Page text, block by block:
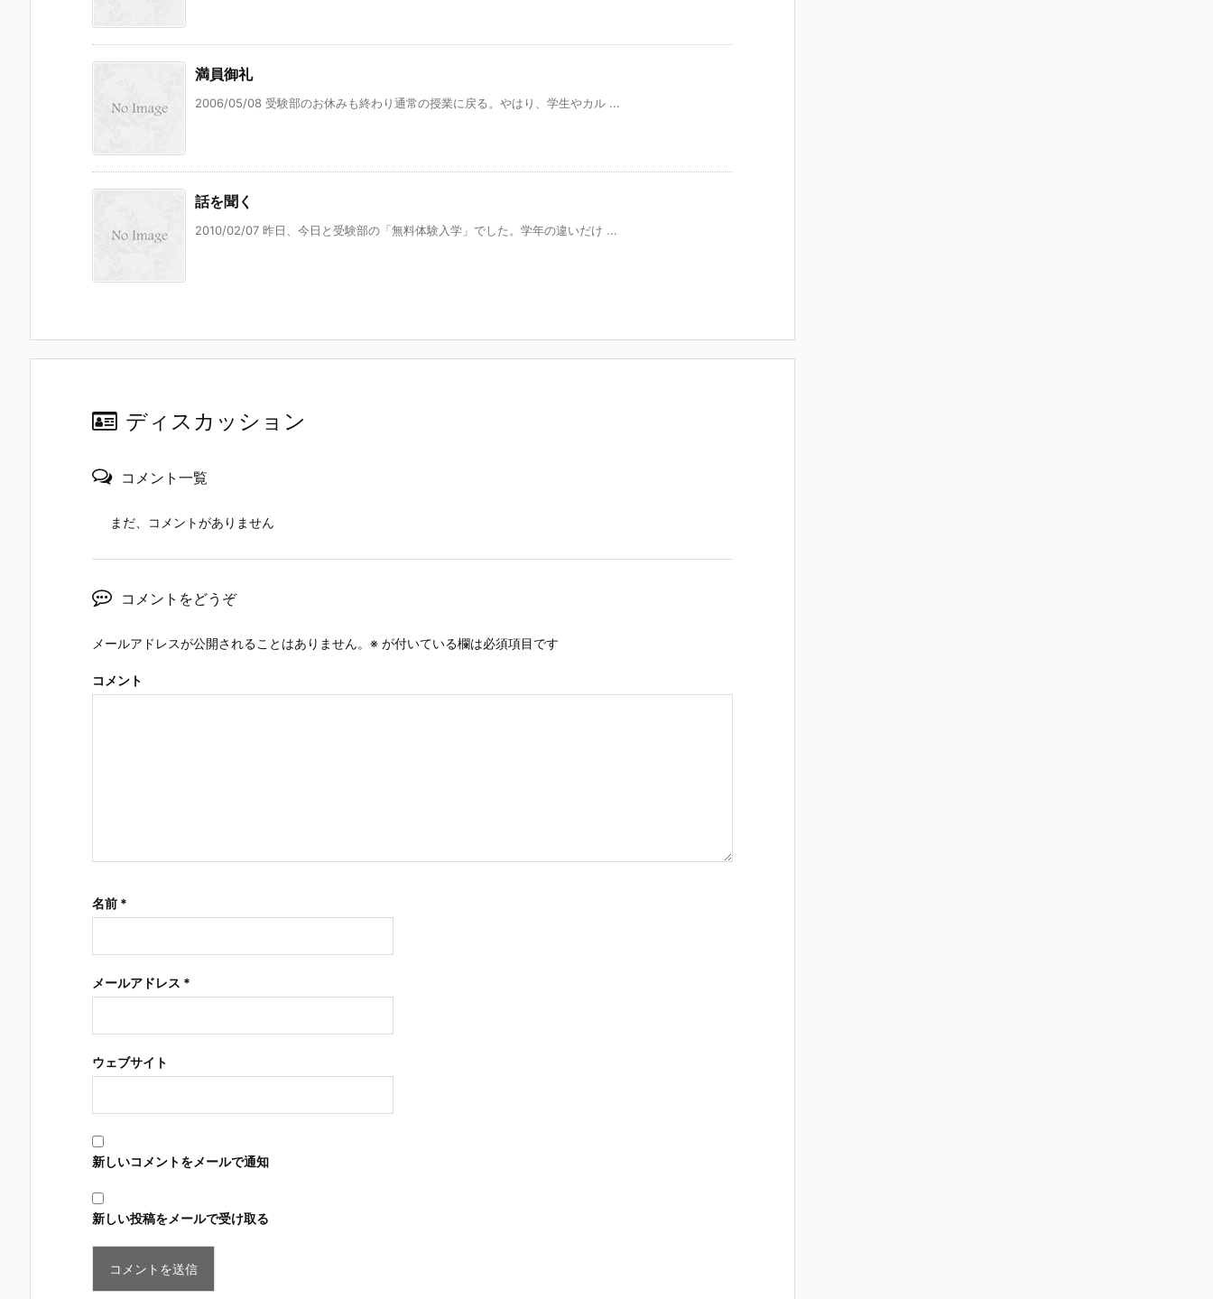
満員御礼
2006/05/08 受験部のお休みも終わり通常の授業に戻る。やはり、学生やカル ...
話を聞く
2010/02/07 昨日、今日と受験部の「無料体験入学」でした。学年の違いだけ ...
ディスカッション
コメント一覧
まだ、コメントがありません
コメントをどうぞ
メールアドレスが公開されることはありません。 ※ が付いている欄は必須項目です
コメント
名前 *
メールアドレス *
ウェブサイト
新しいコメントをメールで通知
新しい投稿をメールで受け取る